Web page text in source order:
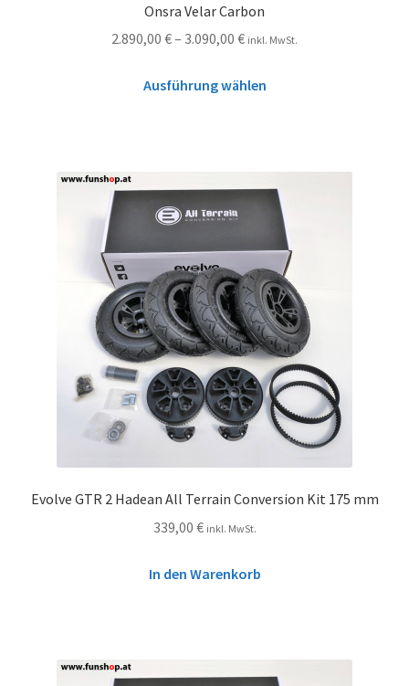
Onsra Velar Carbon
2.890,00 €– 3.090,00 € inkl. MwSt.
Ausführung wählen
Evolve GTR 2 Hadean All Terrain Conversion Kit 175 mm
339,00 € inkl. MwSt.
In den Warenkorb